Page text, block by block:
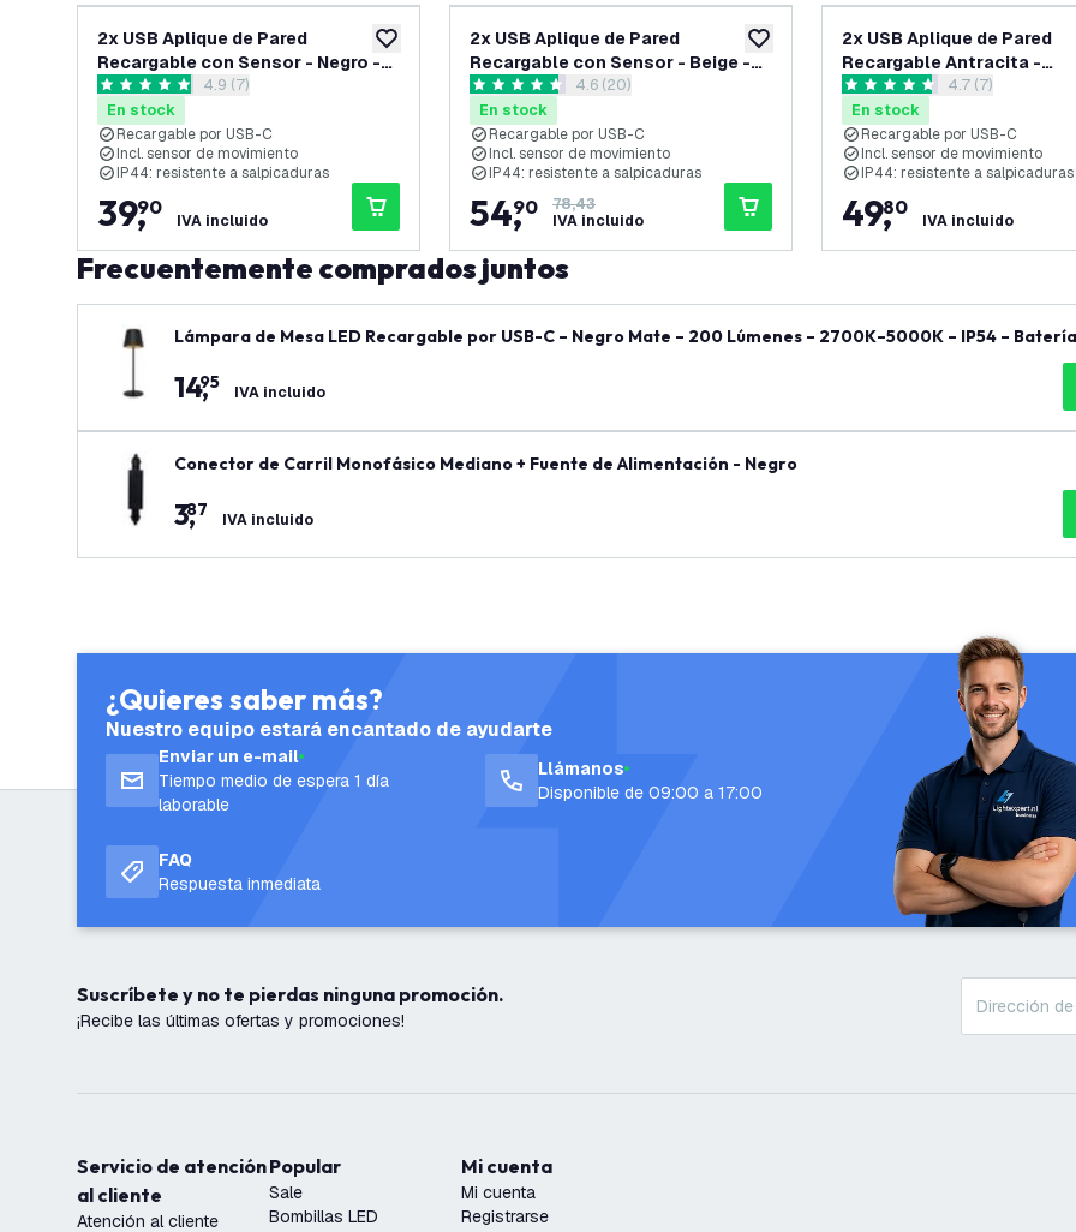
añadir a lista de deseos
2x USB Aplique de Pared
Recargable con Sensor - Negro -
Inalámbrico - Batería de 4400 mAh
- Adecuado para Interiores y
Exteriores
abrir el panel de reseñas
4.9 estrellas de puntuación
4.9 (7)
En stock
Recargable por USB-C
Incl. sensor de movimiento
IP44: resistente a salpicaduras
39,
90
IVA incluido
añadir a lista de deseos
2x USB Aplique de Pared
Recargable con Sensor - Beige -
Inalámbrico - Batería de 4400 mAh
- Adecuado para Interiores y
Exteriores
abrir el panel de reseñas
4.6 estrellas de puntuación
4.6 (20)
En stock
Recargable por USB-C
Incl. sensor de movimiento
IP44: resistente a salpicaduras
54,
90
78,43
IVA incluido
2x USB Aplique de Pared
Recargable Antracita -
Inalámbrico - Batería de
- Adecuado para Interiores
Exteriores - Sensor LUX
abrir el panel de
4.7 estrellas de puntuación
4.7 (7)
En stock
Recargable por USB-C
Incl. sensor de movimiento
IP44: resistente a salpicaduras
49,
80
IVA incluido
Frecuentemente comprados juntos
Lámpara de Mesa LED Recargable por USB-C – Negro Mate – 200 Lúmenes – 2700K–5000K – IP54 –
14,
95 IVA incluido
Conector de Carril Monofásico Mediano + Fuente de Alimentación - Negro
3,
87 IVA incluido
¿Quieres saber más?
Nuestro equipo estará encantado de ayudarte
Enviar un e-mail
Tiempo medio de espera 1 día
laborable
Llámanos
Disponible de 09:00 a 17:00
FAQ
Respuesta inmediata
Suscríbete y no te pierdas ninguna promoción.
¡Recibe las últimas ofertas y promociones!
Servicio de atención
al cliente
Atención al cliente
Popular
Sale
Bombillas LED
Mi cuenta
Mi cuenta
Registrarse